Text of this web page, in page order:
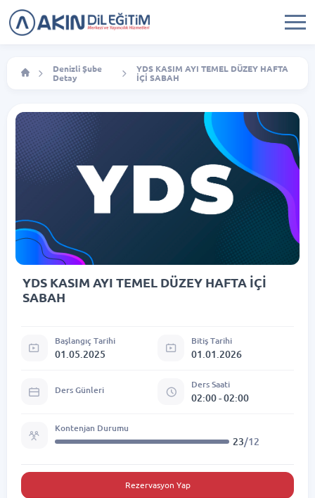
Denizli Şube
Detay
YDS KASIM AYI TEMEL DÜZEY HAFTA
İÇİ SABAH
YDS KASIM AYI TEMEL DÜZEY HAFTA İÇİ
SABAH
Başlangıç Tarihi
01.05.2025
Bitiş Tarihi
01.01.2026
Ders Günleri
Ders Saati
02:00 - 02:00
Kontenjan Durumu
23/12
Rezervasyon Yap